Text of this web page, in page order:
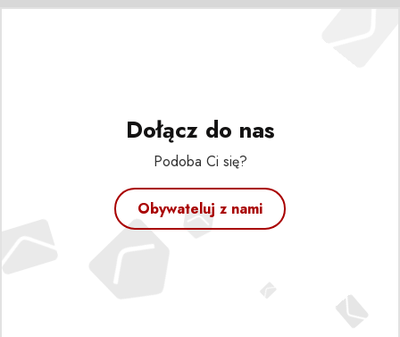
Dołącz do nas
Podoba Ci się?
Obywateluj z nami